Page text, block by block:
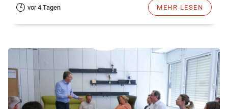
vor 4 Tagen MEHR LESEN